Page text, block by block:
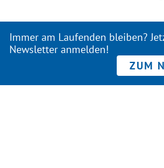
Immer am Laufenden bleiben?
Newsletter anmelden!
ZUM